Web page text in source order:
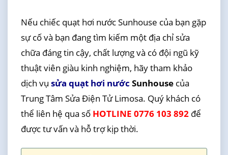
Nếu chiếc quạt hơi nước Sunhouse của bạn gặp
sự cố và bạn đang tìm kiếm một địa chỉ sửa
chữa đáng tin cậy, chất lượng và có đội ngũ kỹ
thuật viên giàu kinh nghiệm, hãy tham khảo
dịch vụ sửa quạt hơi nước Sunhousecủa
Trung Tâm Sửa Điện Tử Limosa. Quý khách có
thể liên hệ qua số HOTLINE 0776 103 892để
được tư vấn và hỗ trợ kịp thời.